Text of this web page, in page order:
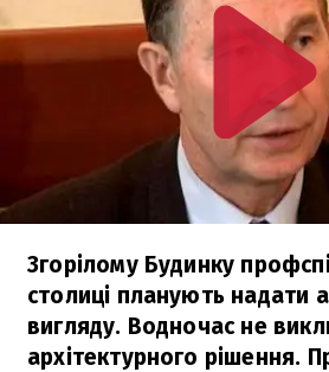
Згорілому Будинку
столиці планують надати
вигляду. Водночас не
архітектурного рішення.